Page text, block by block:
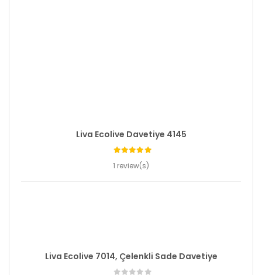
Liva Ecolive Davetiye 4145
1 review(s)
Liva Ecolive 7014, Çelenkli Sade Davetiye